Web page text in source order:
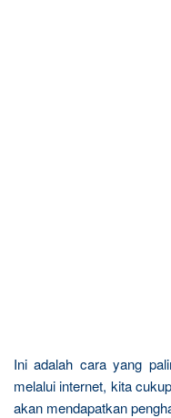
Ini adalah cara yang
melalui internet, kita
akan mendapatkan